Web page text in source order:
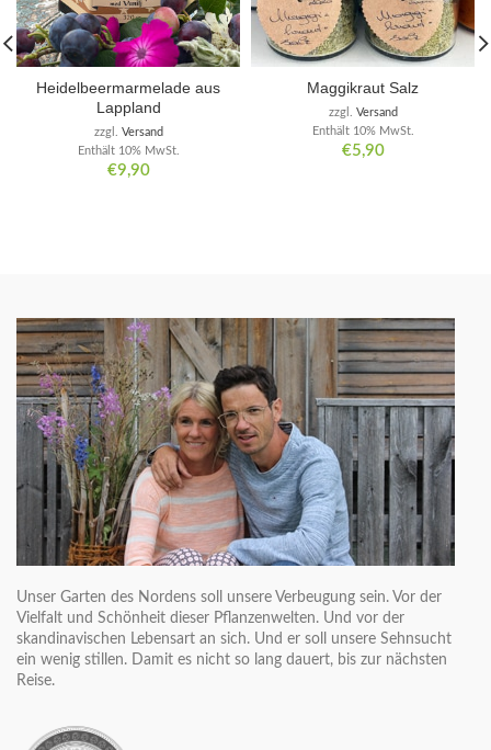
Heidelbeermarmelade aus
Lappland
€9,90
Enthält 10% MwSt.
zzgl. Versand
Maggikraut Salz
€5,90
Enthält 10% MwSt.
zzgl. Versand
Unser Garten des Nordens soll unsere Verbeugung sein. Vor der
Vielfalt und Schönheit dieser Pflanzenwelten. Und vor der
skandinavischen Lebensart an sich. Und er soll unsere Sehnsucht
ein wenig stillen. Damit es nicht so lang dauert, bis zur nächsten
Reise.